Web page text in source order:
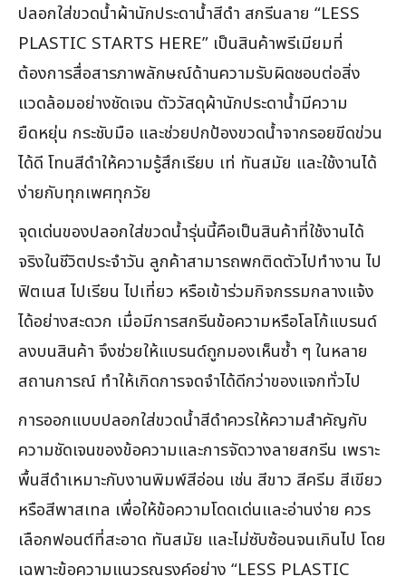
ปลอกใส่ขวดน้ำผ้านักประดาน้ำสีดำ สกรีนลาย “LESS
PLASTIC STARTS HERE” เป็นสินค้าพรีเมียมที่
ต้องการสื่อสารภาพลักษณ์ด้านความรับผิดชอบต่อสิ่ง
แวดล้อมอย่างชัดเจน ตัววัสดุผ้านักประดาน้ำมีความ
ยืดหยุ่น กระชับมือ และช่วยปกป้องขวดน้ำจากรอยขีดข่วน
ได้ดี โทนสีดำให้ความรู้สึกเรียบ เท่ ทันสมัย และใช้งานได้
ง่ายกับทุกเพศทุกวัย
จุดเด่นของปลอกใส่ขวดน้ำรุ่นนี้คือเป็นสินค้าที่ใช้งานได้
จริงในชีวิตประจำวัน ลูกค้าสามารถพกติดตัวไปทำงาน ไป
ฟิตเนส ไปเรียน ไปเที่ยว หรือเข้าร่วมกิจกรรมกลางแจ้ง
ได้อย่างสะดวก เมื่อมีการสกรีนข้อความหรือโลโก้แบรนด์
ลงบนสินค้า จึงช่วยให้แบรนด์ถูกมองเห็นซ้ำ ๆ ในหลาย
สถานการณ์ ทำให้เกิดการจดจำได้ดีกว่าของแจกทั่วไป
การออกแบบปลอกใส่ขวดน้ำสีดำควรให้ความสำคัญกับ
ความชัดเจนของข้อความและการจัดวางลายสกรีน เพราะ
พื้นสีดำเหมาะกับงานพิมพ์สีอ่อน เช่น สีขาว สีครีม สีเขียว
หรือสีพาสเทล เพื่อให้ข้อความโดดเด่นและอ่านง่าย ควร
เลือกฟอนต์ที่สะอาด ทันสมัย และไม่ซับซ้อนจนเกินไป โดย
เฉพาะข้อความแนวรณรงค์อย่าง “LESS PLASTIC